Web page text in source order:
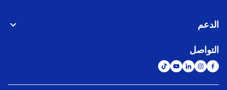
الدعم
التواصل